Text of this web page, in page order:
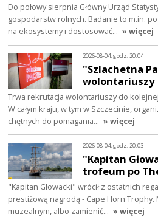
Do połowy sierpnia Główny Urząd
gospodarstw rolnych. Badanie to m.in.
na ekosystemy i dostosować… » więcej
2026-08-04, godz. 20:04
"Szlachetna
wolontariuszy
Trwa rekrutacja wolontariuszy do
W całym kraju, w tym w Szczecinie,
chętnych do pomagania… » więcej
2026-08-04, godz. 20:03
"Kapitan
trofeum po
"Kapitan Głowacki" wrócił z ostatnich
prestiżową nagrodą - Cape Horn Trophy.
muzealnym, albo zamienić… » więcej